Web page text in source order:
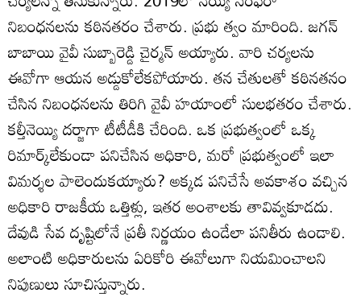
నిబంధనలను కఠినతరం చేశారు. ప్రభు త్వం మారింది. జగన్‌
బాబాయి వైవీ సుబ్బారెడ్డి చైర్మన్‌ అయ్యారు. వారి చర్యలను
ఈవోగా ఆయన అడ్డుకోలేకపోయారు. తన చేతులతో కఠినతనం
చేసిన నిబంధనలను తిరిగి వైవీ హయాంలో సులభతరం చేశారు.
కల్తీనెయ్యి దర్జాగా టీటీడీకి చేరింది. ఒక ప్రభుత్వంలో ఒక్క
రిమార్క్‌లేకుండా పనిచేసిన అధికారి, మరో ప్రభుత్వంలో ఇలా
విమర్శల పాలెందుకయ్యారు? అక్కడ పనిచేసే అవకాశం వచ్చిన
అధికారి రాజకీయ ఒత్తిళ్లు, ఇతర అంశాలకు తావివ్వకూడదు.
దేవుడి సేవ దృష్టిలోనే ప్రతీ నిర్ణయం ఉండేలా పనితీరు ఉండాలి.
అలాంటి అధికారులను ఏరికోరి ఈవోలుగా నియమించాలని
నిపుణులు సూచిస్తున్నారు.